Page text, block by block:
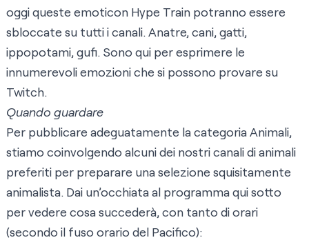
oggi queste emoticon Hype Train potranno essere
sbloccate su tutti i canali. Anatre, cani, gatti,
ippopotami, gufi. Sono qui per esprimere le
innumerevoli emozioni che si possono provare su
Twitch.
Quando guardare
Per pubblicare adeguatamente la categoria Animali,
stiamo coinvolgendo alcuni dei nostri canali di animali
preferiti per preparare una selezione squisitamente
animalista. Dai un’occhiata al programma qui sotto
per vedere cosa succederà, con tanto di orari
(secondo il fuso orario del Pacifico):